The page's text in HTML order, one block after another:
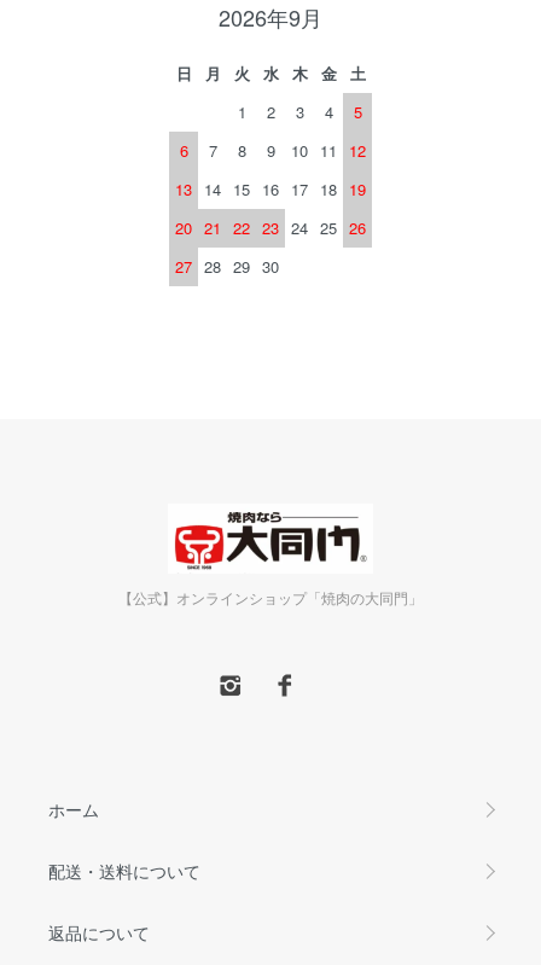
2026年9月
日 月 火 水 木 金
土
1
2 3 4
5
6
7 8 9 10 11
12
13 14 15 16 17 18 19
20 21 22 23 24 25 26
27 28 29 30
【公式】オンラインショップ「焼肉の大同門」
ホーム
配送・送料について
返品について